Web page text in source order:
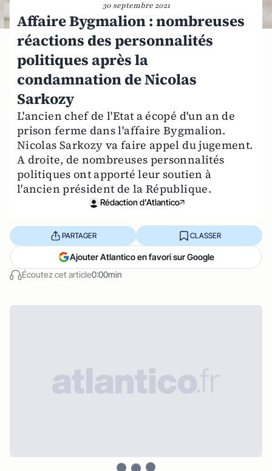
30 septembre 2021
Affaire Bygmalion : nombreuses
réactions des personnalités
politiques après la
condamnation de Nicolas
Sarkozy
L'ancien chef de l'Etat a écopé d'un an de
prison ferme dans l'affaire Bygmalion.
Nicolas Sarkozy va faire appel du jugement.
A droite, de nombreuses personnalités
politiques ont apporté leur soutien à
l'ancien président de la République.
Rédaction d'Atlantico
Écoutez cet article0:00min
PARTAGER CLASSER
Ajouter Atlantico en favori sur Google